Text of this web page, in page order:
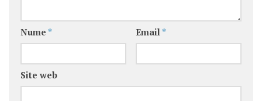
Nume * Email *
Site web